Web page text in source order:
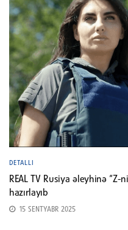
DETALLI
REAL TV Rusiya əleyhinə “Z-
hazırlayıb
15 SENTYABR 2025